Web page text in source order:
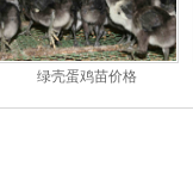
绿壳蛋鸡苗价格